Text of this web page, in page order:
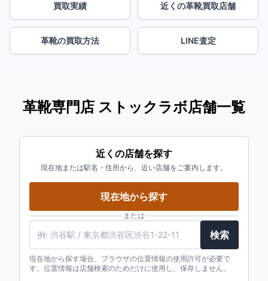
買取実績 近くの革靴買取店舗
革靴の買取方法 LINE査定
革靴専門店 ストックラボ店舗一覧
近くの店舗を探す
現在地または駅名・住所から、近い店舗をご案内します。
現在地から探す
または
検索
現在地から探す場合、ブラウザの位置情報の使用許可が必要で
す。位置情報は店舗検索のためだけに使用し、保存しません。